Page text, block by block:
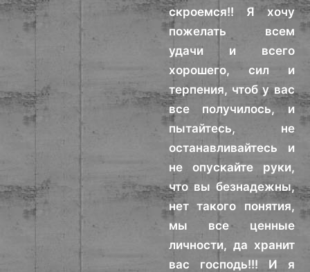
скроемся!! Я хочу
пожелать всем
удачи и всего
хорошего, сил и
терпения, чтоб у вас
все получилось, и
пытайтесь, не
останавливайтесь и
не опускайте руки,
что вы безнадежны,
нет такого понятия,
мы все ценные
личности, да хранит
вас господь!!! И я